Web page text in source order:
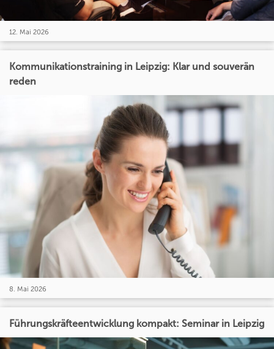
12. Mai 2026
Kommunikationstraining in Leipzig: Klar und souverän
reden
8. Mai 2026
Führungskräfteentwicklung kompakt: Seminar in Leipzig